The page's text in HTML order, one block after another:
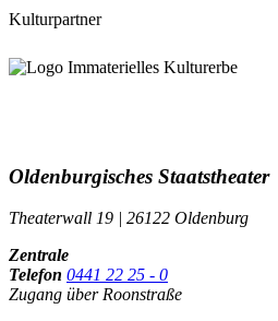
Kulturpartner
Oldenburgisches Staatstheater
Theaterwall 19 | 26122 Oldenburg
Zentrale
Telefon 0441 22 25 - 0
Zugang über Roonstraße